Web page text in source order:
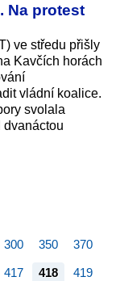
Na protest
ve středu přišly
Kavčích horách
vládní koalice.
svolala
dvanáctou
300 350 370
417 418 419